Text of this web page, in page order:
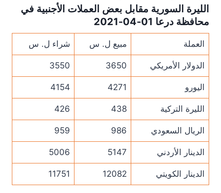
الليرة السورية مقابل بعض العملات الأجنبية في
محافظة درعا 01-04-2021
العملة مبيع ل. س شراء ل. س
الدولار الأمريكي 3650
3550
اليورو 4271
4154
الليرة التركية 438
426
الريال السعودي 986
959
الدينار الأردني 5147
5006
الدينار الكويتي 12082
11751